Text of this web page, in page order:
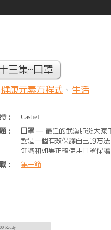
三集~口罩
健康元素方程式 、 生活
：
Castiel
：
口罩 — 最近的武漢肺炎大家
對是一個有效保護自己的方
知識和如果正確使用口罩保
：
第一節
Ready